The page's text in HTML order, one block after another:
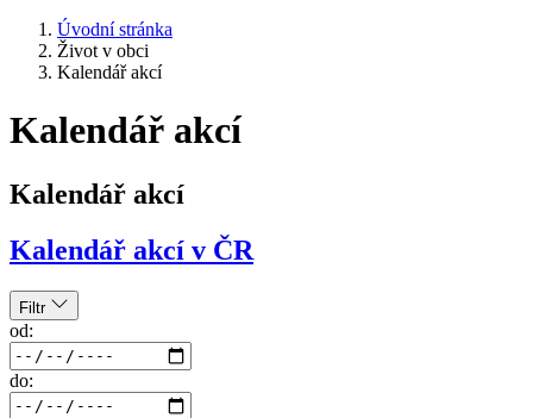
Úvodní stránka
Život v obci
Kalendář akcí
Kalendář akcí
Kalendář akcí
Kalendář akcí v ČR
Filtr
od:
do: